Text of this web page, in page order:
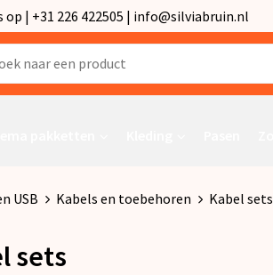
| +31 226 422505 | info@silviabruin.nl
USB Kabels en toebehoren Kabel sets
sets